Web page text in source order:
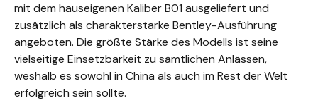
mit dem hauseigenen Kaliber B01 ausgeliefert und
zusätzlich als charakterstarke Bentley-Ausführung
angeboten. Die größte Stärke des Modells ist seine
vielseitige Einsetzbarkeit zu sämtlichen Anlässen,
weshalb es sowohl in China als auch im Rest der Welt
erfolgreich sein sollte.